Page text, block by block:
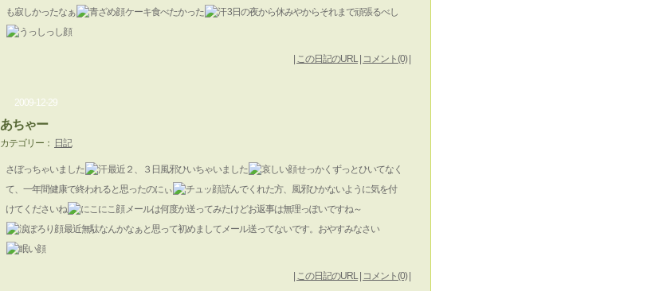
も寂しかったなぁ
ケーキ食べたかった 3日の夜から休みやからそれまで頑張るべし
この日記のURL| コメント(0)|
2009-12-29
あちゃー
カテゴリー： 日記
さぼっちゃいました 最近２、３日風邪ひいちゃいました
せっかくずっとひいてなく
て、一年間健康で終われると思ったのにぃ
読んでくれた方、風邪ひかないように気を付
けてくださいね
メールは何度か送ってみたけどお返事は無理っぽいですね～
最近無駄なんかなぁと思って初めましてメール送ってないです。おやすみなさい
この日記のURL| コメント(0)|